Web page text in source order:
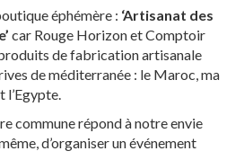
éphémère : ‘Artisanat des
car Rouge Horizon et Comptoir
de fabrication artisanale
de méditerranée : le Maroc, ma
l’Egypte.
commune répond à notre envie
d’organiser un événement